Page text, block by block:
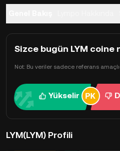
Sizce bugün LYM coine
Not: Bu veriler sadece referans
Yükselir
LYM(LYM) Profili